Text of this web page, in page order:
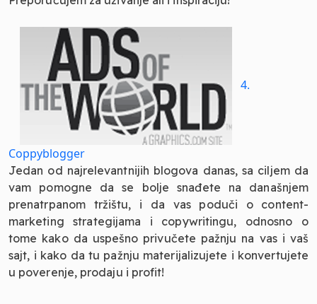
4.
Coppyblogger
Jedan od najrelevantnijih blogova danas, sa ciljem da
vam pomogne da se bolje snađete na današnjem
prenatrpanom tržištu, i da vas poduči o content-
marketing strategijama i copywritingu, odnosno o
tome kako da uspešno privučete pažnju na vas i vaš
sajt, i kako da tu pažnju materijalizujete i konvertujete
u poverenje, prodaju i profit!